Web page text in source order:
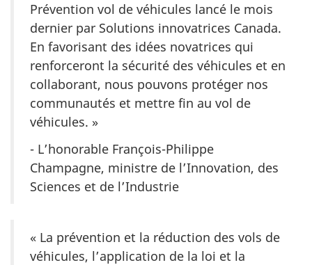
Prévention vol de véhicules lancé le mois
dernier par Solutions innovatrices Canada.
En favorisant des idées novatrices qui
renforceront la sécurité des véhicules et en
collaborant, nous pouvons protéger nos
communautés et mettre fin au vol de
véhicules. »
- L’honorable François-Philippe
Champagne, ministre de l’Innovation, des
Sciences et de l’Industrie
« La prévention et la réduction des vols de
véhicules, l’application de la loi et la